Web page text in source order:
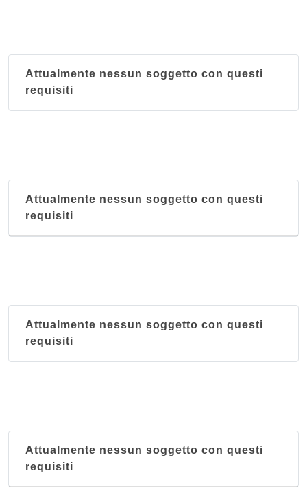
Attualmente nessun soggetto con questi
requisiti
Attualmente nessun soggetto con questi
requisiti
Attualmente nessun soggetto con questi
requisiti
Attualmente nessun soggetto con questi
requisiti